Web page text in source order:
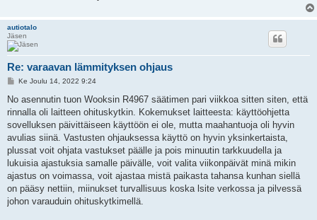
autiotalo
Jäsen
Re: varaavan lämmityksen ohjaus
V
e
t
i
Ke Joulu 14, 2022 9:24
No asennutin tuon Wooksin R4967 säätimen pari viikkoa sitten siten, että
rinnalla oli laitteen ohituskytkin. Kokemukset laitteesta: käyttöohjetta
sovelluksen päivittäiseen käyttöön ei ole, mutta maahantuoja oli hyvin
avulias siinä. Vastusten ohjauksessa käyttö on hyvin yksinkertaista,
plussat voit ohjata vastukset päälle ja pois minuutin tarkkuudella ja
lukuisia ajastuksia samalle päivälle, voit valita viikonpäivät minä mikin
ajastus on voimassa, voit ajastaa mistä paikasta tahansa kunhan siellä
on pääsy nettiin, miinukset turvallisuus koska lsite verkossa ja pilvessä
johon varauduin ohituskytkimellä.